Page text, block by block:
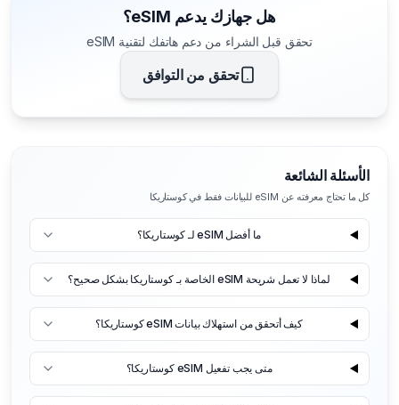
هل جهازك يدعم eSIM؟
تحقق قبل الشراء من دعم هاتفك لتقنية eSIM
تحقق من التوافق
الأسئلة الشائعة
كل ما تحتاج معرفته عن eSIM للبيانات فقط في كوستاريكا
ما أفضل eSIM لـ كوستاريكا؟
لماذا لا تعمل شريحة eSIM الخاصة بـ كوستاريكا بشكل صحيح؟
كيف أتحقق من استهلاك بيانات eSIM كوستاريكا؟
متى يجب تفعيل eSIM كوستاريكا؟